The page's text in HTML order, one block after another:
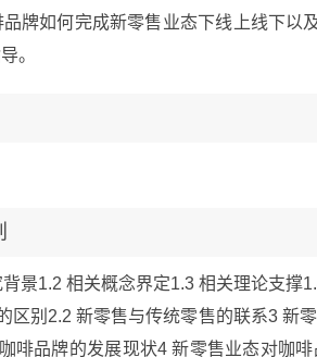
牌如何完成新零售业态下线上线下以
。
景1.2 相关概念界定1.3 相关理论支撑
区别2.2 新零售与传统零售的联系3 新
啡品牌的发展现状4 新零售业态对咖